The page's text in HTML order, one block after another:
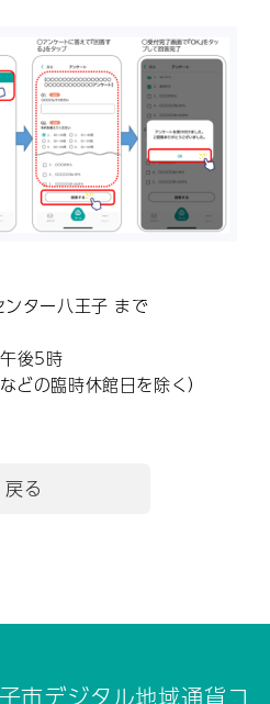
ター八王子 まで
後5時
どの臨時休館日を除く）
戻る
市デジタル地域通貨コ